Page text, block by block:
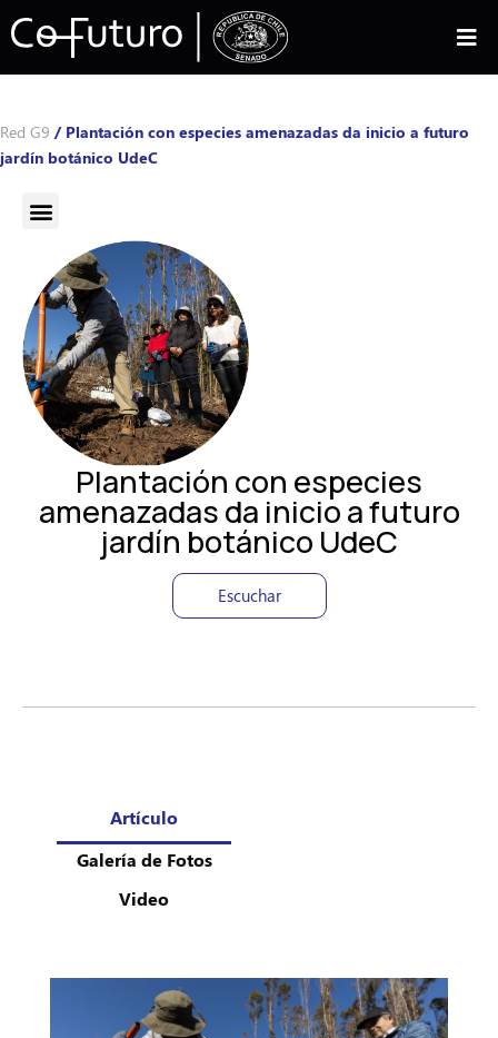
Red G9 / Plantación con especies amenazadas da inicio a futuro
jardín botánico UdeC
Plantación con especies
amenazadas da inicio a futuro
jardín botánico UdeC
Escuchar
Artículo
Galería de Fotos
Video